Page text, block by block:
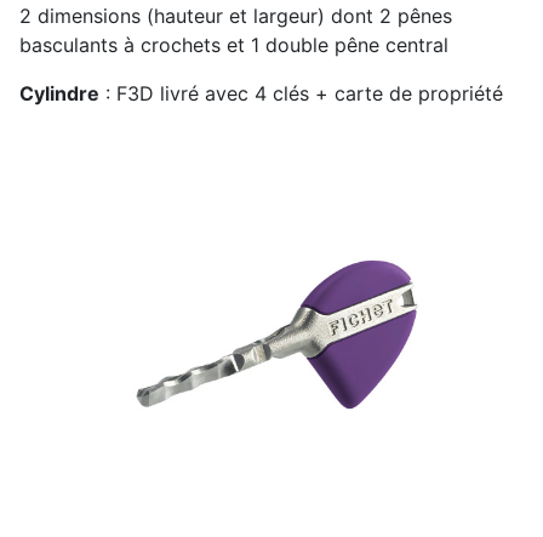
2 dimensions (hauteur et largeur) dont 2 pênes
basculants à crochets et 1 double pêne central
Cylindre : F3D livré avec 4 clés + carte de propriété